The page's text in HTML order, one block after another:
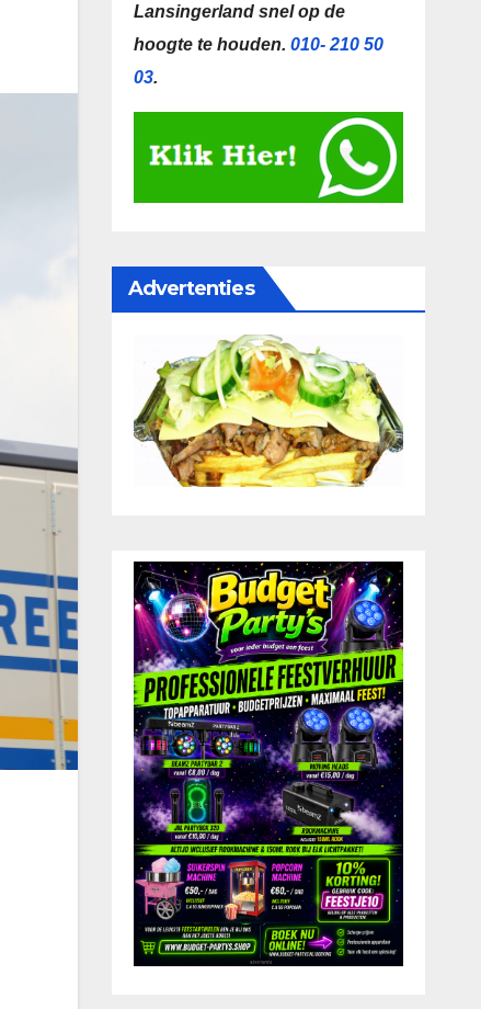
Lansingerland snel op de
hoogte te houden. 010- 210 50
03.
Advertenties